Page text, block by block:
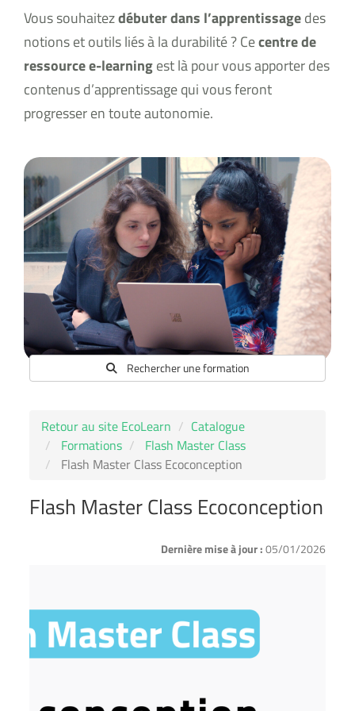
Vous souhaitezdébuter dans l’apprentissagedes
notions et outils liés à la durabilité ? Cecentre de
ressource e-learningest là pour vous apporter des
contenus d’apprentissage qui vous feront
progresser en toute autonomie.
Rechercher une formation
Retour au site EcoLearn
Catalogue
Formations
Flash Master Class
Flash Master Class Ecoconception
Flash Master Class Ecoconception
Dernière mise à jour : 05/01/2026